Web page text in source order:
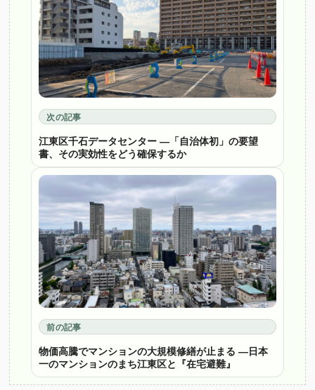
次の記事
江東区千石データセンター ―「自治体初」の要望
書、その実効性をどう確保するか
前の記事
物価高騰でマンションの大規模修繕が止まる ―日本
一のマンションのまち江東区と『在宅避難』